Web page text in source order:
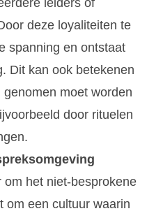
deze loyaliteiten te
spanning en ontstaat
Dit kan ook betekenen
moet worden
door rituelen
het niet-besprokene
om een cultuur waarin